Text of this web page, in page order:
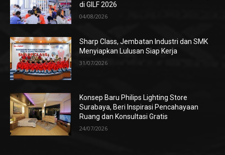
di GILF 2026
04/08/2026
Sharp Class, Jembatan Industri dan SMK
Menyiapkan Lulusan Siap Kerja
31/07/2026
Konsep Baru Philips Lighting Store
Surabaya, Beri Inspirasi Pencahayaan
Ruang dan Konsultasi Gratis
24/07/2026